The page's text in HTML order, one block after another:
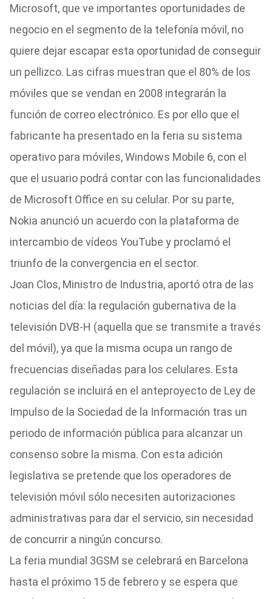
Microsoft, que ve importantes oportunidades de
negocio en el segmento de la telefonía móvil, no
quiere dejar escapar esta oportunidad de conseguir
un pellizco. Las cifras muestran que el 80% de los
móviles que se vendan en 2008 integrarán la
función de correo electrónico. Es por ello que el
fabricante ha presentado en la feria su sistema
operativo para móviles, Windows Mobile 6, con el
que el usuario podrá contar con las funcionalidades
de Microsoft Office en su celular. Por su parte,
Nokia anunció un acuerdo con la plataforma de
intercambio de vídeos YouTube y proclamó el
triunfo de la convergencia en el sector.
Joan Clos, Ministro de Industria, aportó otra de las
noticias del día: la regulación gubernativa de la
televisión DVB-H (aquella que se transmite a través
del móvil), ya que la misma ocupa un rango de
frecuencias diseñadas para los celulares. Esta
regulación se incluirá en el anteproyecto de Ley de
Impulso de la Sociedad de la Información tras un
periodo de información pública para alcanzar un
consenso sobre la misma. Con esta adición
legislativa se pretende que los operadores de
televisión móvil sólo necesiten autorizaciones
administrativas para dar el servicio, sin necesidad
de concurrir a ningún concurso.
La feria mundial 3GSM se celebrará en Barcelona
hasta el próximo 15 de febrero y se espera que